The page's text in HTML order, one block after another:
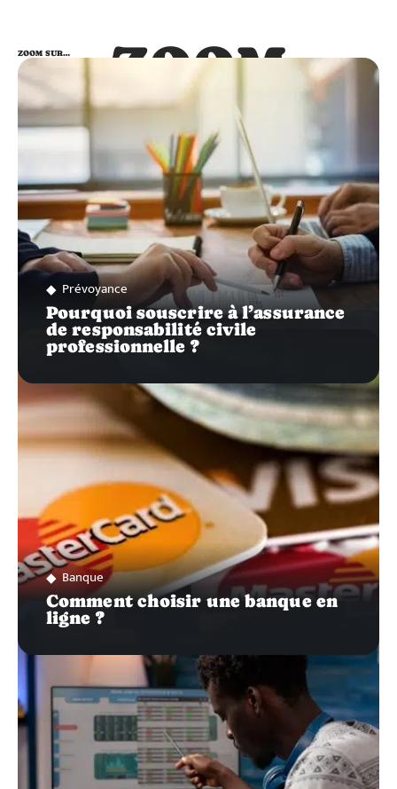
ZOOM
SUR…
ZOOM SUR…
Prévoyance
Pourquoi souscrire à l’assurance
de responsabilité civile
professionnelle ?
Banque
Comment choisir une banque en
ligne ?